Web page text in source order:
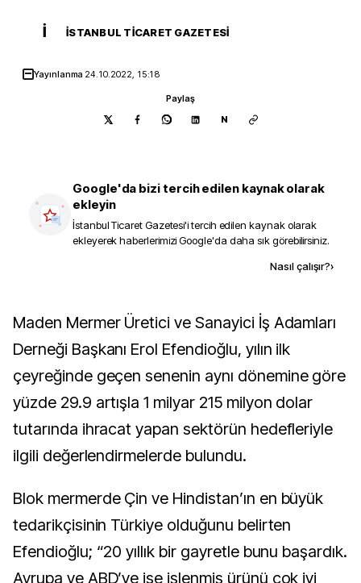
İ İSTANBUL TICARET GAZETESI
Yayınlanma 24.10.2022, 15:18
Paylaş
N
Google'da bizi tercih edilen kaynak olarak
ekleyin
İstanbul Ticaret Gazetesi'i tercih edilen kaynak olarak
ekleyerek haberlerimizi Google'da daha sık görebilirsiniz.
Nasıl çalışır?›
Maden Mermer Üretici ve Sanayici İş Adamları
Derneği Başkanı Erol Efendioğlu, yılın ilk
çeyreğinde geçen senenin aynı dönemine göre
yüzde 29.9 artışla 1 milyar 215 milyon dolar
tutarında ihracat yapan sektörün hedefleriyle
ilgili değerlendirmelerde bulundu.
Blok mermerde Çin ve Hindistan’ın en büyük
tedarikçisinin Türkiye olduğunu belirten
Efendioğlu; “20 yıllık bir gayretle bunu başardık.
Avrupa ve ABD’ye ise işlenmiş ürünü çok iyi